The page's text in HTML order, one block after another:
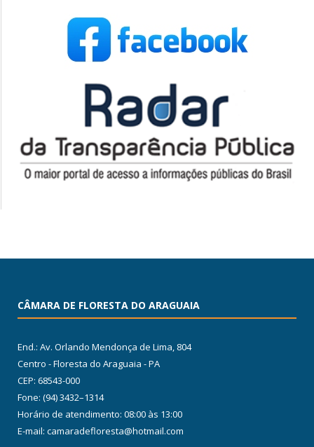
CÂMARA DE FLORESTA DO ARAGUAIA
End.: Av. Orlando Mendonça de Lima, 804
Centro - Floresta do Araguaia - PA
CEP: 68543-000
Fone: (94) 3432–1314
Horário de atendimento: 08:00 às 13:00
E-mail: camaradefloresta@hotmail.com